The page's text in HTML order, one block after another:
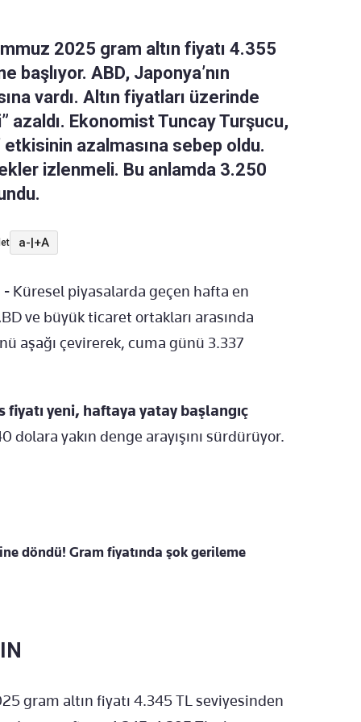
2025 gram altın fiyatı 4.355
başlıyor. ABD, Japonya’nın
vardı. Altın fiyatları üzerinde
Ekonomist Tuncay Turşucu,
etkisinin azalmasına sebep oldu.
izlenmeli. Bu anlamda 3.250
a-|+A
- Küresel piyasalarda geçen hafta en
ve büyük ticaret ortakları arasında
aşağı çevirerek, cuma günü 3.337
yeni, haftaya yatay başlangıç
dolara yakın denge arayışını sürdürüyor.
döndü! Gram fiyatında şok gerileme
gram altın fiyatı 4.345 TL seviyesinden